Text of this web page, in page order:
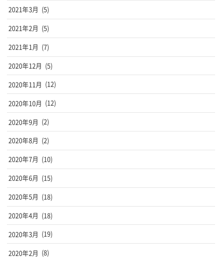
2021年3月 (5)
2021年2月 (5)
2021年1月 (7)
2020年12月 (5)
2020年11月 (12)
2020年10月 (12)
2020年9月 (2)
2020年8月 (2)
2020年7月 (10)
2020年6月 (15)
2020年5月 (18)
2020年4月 (18)
2020年3月 (19)
2020年2月 (8)